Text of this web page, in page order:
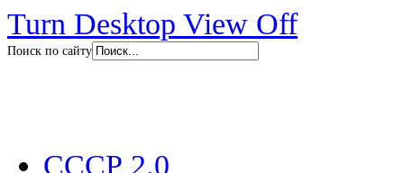
Turn Desktop View Off
Поиск по сайту
СССР 2.0